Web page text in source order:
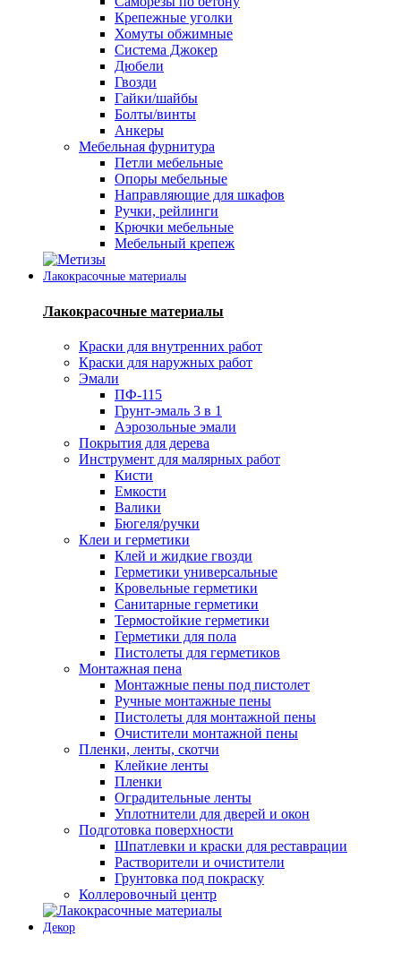
Крепежные уголки
Хомуты обжимные
Система Джокер
Дюбели
Гвозди
Гайки/шайбы
Болты/винты
Анкеры
Мебельная фурнитура
Петли мебельные
Опоры мебельные
Направляющие для шкафов
Ручки, рейлинги
Крючки мебельные
Мебельный крепеж
Лакокрасочные материалы
Лакокрасочные материалы
Краски для внутренних работ
Краски для наружных работ
Эмали
ПФ-115
Грунт-эмаль 3 в 1
Аэрозольные эмали
Покрытия для дерева
Инструмент для малярных работ
Кисти
Емкости
Валики
Бюгеля/ручки
Клеи и герметики
Клей и жидкие гвозди
Герметики универсальные
Кровельные герметики
Санитарные герметики
Термостойкие герметики
Герметики для пола
Пистолеты для герметиков
Монтажная пена
Монтажные пены под пистолет
Ручные монтажные пены
Пистолеты для монтажной пены
Очистители монтажной пены
Пленки, ленты, скотчи
Клейкие ленты
Пленки
Оградительные ленты
Уплотнители для дверей и окон
Подготовка поверхности
Шпатлевки и краски для реставрации
Растворители и очистители
Грунтовка под покраску
Коллеровочный центр
Декор